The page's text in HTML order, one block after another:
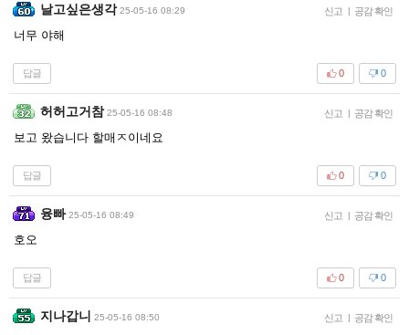
날고싶은생각 25-05-16 08:29 신고 | 공감 확인
너무 야해
답글 0
0
허허고거참 25-05-16 08:48 신고 | 공감 확인
보고 왔습니다 할매ㅈ이네요
답글 0
0
융빠 25-05-16 08:49 신고 | 공감 확인
호오
답글 0
0
지나갑니 25-05-16 08:50 신고 | 공감 확인